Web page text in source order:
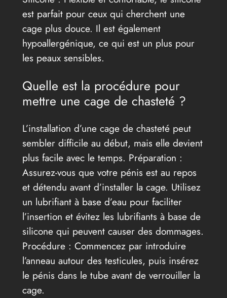
est parfait pour ceux qui cherchent une
cage plus douce. Il est également
hypoallergénique, ce qui est un plus pour
les peaux sensibles.
Quelle est la procédure pour
mettre une cage de chasteté ?
L’installation d’une cage de chasteté peut
sembler difficile au début, mais elle devient
plus facile avec le temps. Préparation :
Assurez-vous que votre pénis est au repos
et détendu avant d’installer la cage. Utilisez
un lubrifiant à base d’eau pour faciliter
l’insertion et évitez les lubrifiants à base de
silicone qui peuvent causer des dommages.
Procédure : Commencez par introduire
l’anneau autour des testicules, puis insérez
le pénis dans le tube avant de verrouiller la
cage.